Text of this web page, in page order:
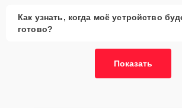
Как узнать, когда моё устройство
готово?
Показать